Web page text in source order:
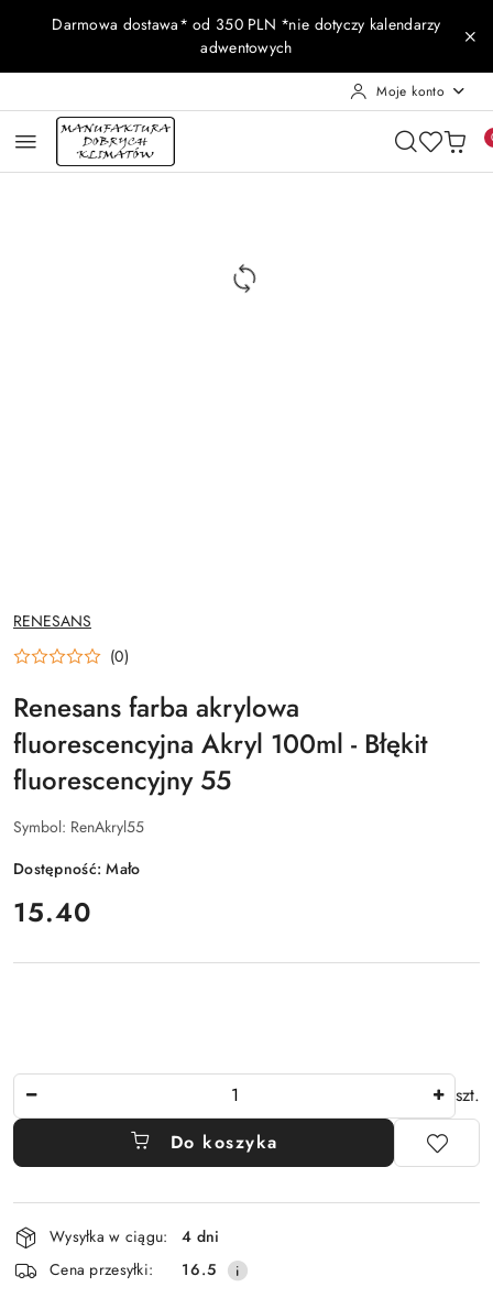
Przejdź do treści głównej
Przejdź do wyszukiwarki
Przejdź do moje konto
Przejdź do menu głównego
Przejdź do opisu produktu
Przejdź do stopki
Darmowa dostawa* od 350 PLN *nie dotyczy kalendarzy
adwentowych
Moje konto
NAZWA
PRODUCENTA:
RENESANS
(0)
Renesans farba akrylowa
fluorescencyjna Akryl 100ml - Błękit
fluorescencyjny 55
Symbol: RenAkryl55
Dostępność:Mało
cena:
15.40
szt.
Do koszyka
Dostępność
i
dostawa
Wysyłka w ciągu:
4 dni
Cena przesyłki:
16.5